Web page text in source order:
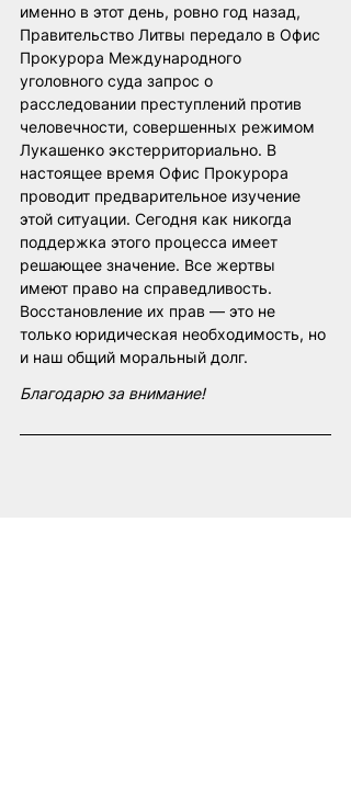
именно в этот день, ровно год назад,
Правительство Литвы передало в Офис
Прокурора Международного
уголовного суда запрос о
расследовании преступлений против
человечности, совершенных режимом
Лукашенко экстерриториально. В
настоящее время Офис Прокурора
проводит предварительное изучение
этой ситуации. Сегодня как никогда
поддержка этого процесса имеет
решающее значение. Все жертвы
имеют право на справедливость.
Восстановление их прав — это не
только юридическая необходимость, но
и наш общий моральный долг.
Благодарю за внимание!